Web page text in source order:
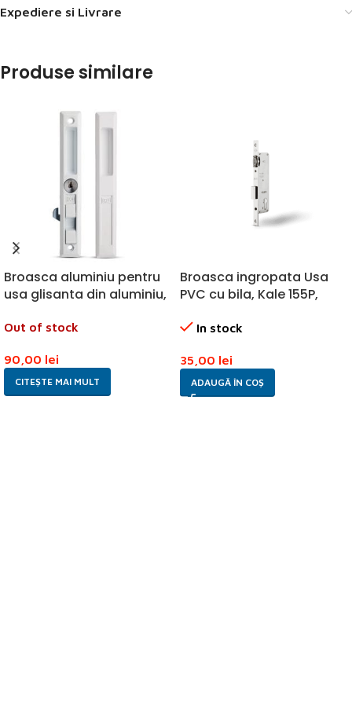
Expediere si Livrare
Produse similare
Broasca aluminiu pentru
usa glisanta din aluminiu,
Out of stock
90,00 lei
CITEȘTE MAI MULT
Broasca ingropata Usa
PVC cu bila, Kale 155P,
In stock
35,00 lei
ADAUGĂ ÎN COȘ